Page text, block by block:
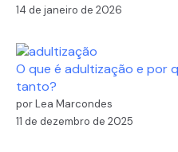
14 de janeiro de 2026
O que é adultização e por
tanto?
por Lea Marcondes
11 de dezembro de 2025